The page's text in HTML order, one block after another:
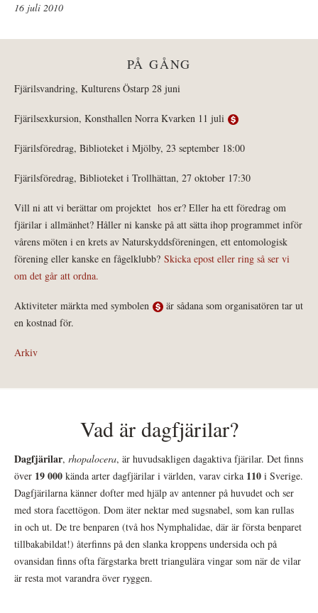
16 juli 2010
PÅ GÅNG
Fjärilsvandring, Kulturens Östarp 28 juni
Fjärilsexkursion, Konsthallen Norra Kvarken 11 juli
Fjärilsföredrag, Biblioteket i Mjölby, 23 september 18:00
Fjärilsföredrag, Biblioteket i Trollhättan, 27 oktober 17:30
Vill ni att vi berättar om projektet hos er? Eller ha ett föredrag om
fjärilar i allmänhet? Håller ni kanske på att sätta ihop programmet inför
vårens möten i en krets av Naturskyddsföreningen, ett entomologisk
förening eller kanske en fågelklubb? Skicka epost eller ring så ser vi
om det går att ordna.
Aktiviteter märkta med symbolen
är sådana som organisatören tar ut
en kostnad för.
Arkiv
Vad är dagfjärilar?
Dagfjärilar, rhopalocera, är huvudsakligen dagaktiva fjärilar. Det finns
över 19 000 kända arter dagfjärilar i världen, varav cirka 110 i Sverige.
Dagfjärilarna känner dofter med hjälp av antenner på huvudet och ser
med stora facettögon. Dom äter nektar med sugsnabel, som kan rullas
in och ut. De tre benparen (två hos Nymphalidae, där är första benparet
tillbakabildat!) återfinns på den slanka kroppens undersida och på
ovansidan finns ofta färgstarka brett triangulära vingar som när de vilar
är resta mot varandra över ryggen.